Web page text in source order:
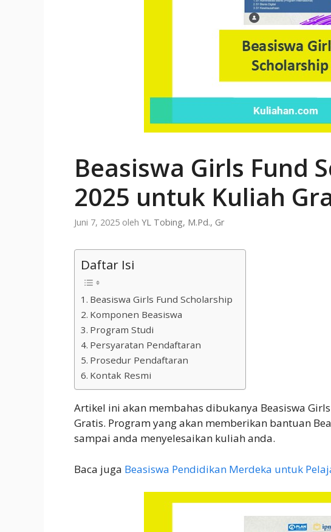
Beasiswa Girls Fund
2025 untuk Kuliah
Juni 7, 2025 oleh YL Tobing, M.Pd., Gr
Daftar Isi
Beasiswa Girls Fund Scholarship
Komponen Beasiswa
Program Studi
Persyaratan Pendaftaran
Prosedur Pendaftaran
Kontak Resmi
Artikel ini akan membahas dibukanya Beasiswa
Gratis. Program yang akan memberikan bantuan
sampai anda menyelesaikan kuliah anda.
Baca juga Beasiswa Pendidikan Merdeka untuk